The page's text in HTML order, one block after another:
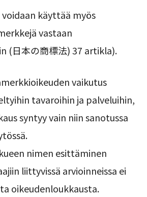
voidaan käyttää myös
vastaan
(日本の商標法) 37 artikla).
vaikutus
tavaroihin ja palveluihin,
syntyy vain niin sanotussa
nimen esittäminen
liittyvissä arvioinneissa ei
oikeudenloukkausta.